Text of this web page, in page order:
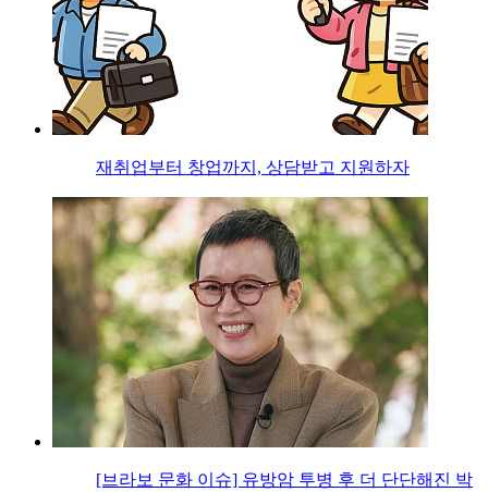
재취업부터 창업까지, 상담받고 지원하자
[브라보 문화 이슈] 유방암 투병 후 더 단단해진 박